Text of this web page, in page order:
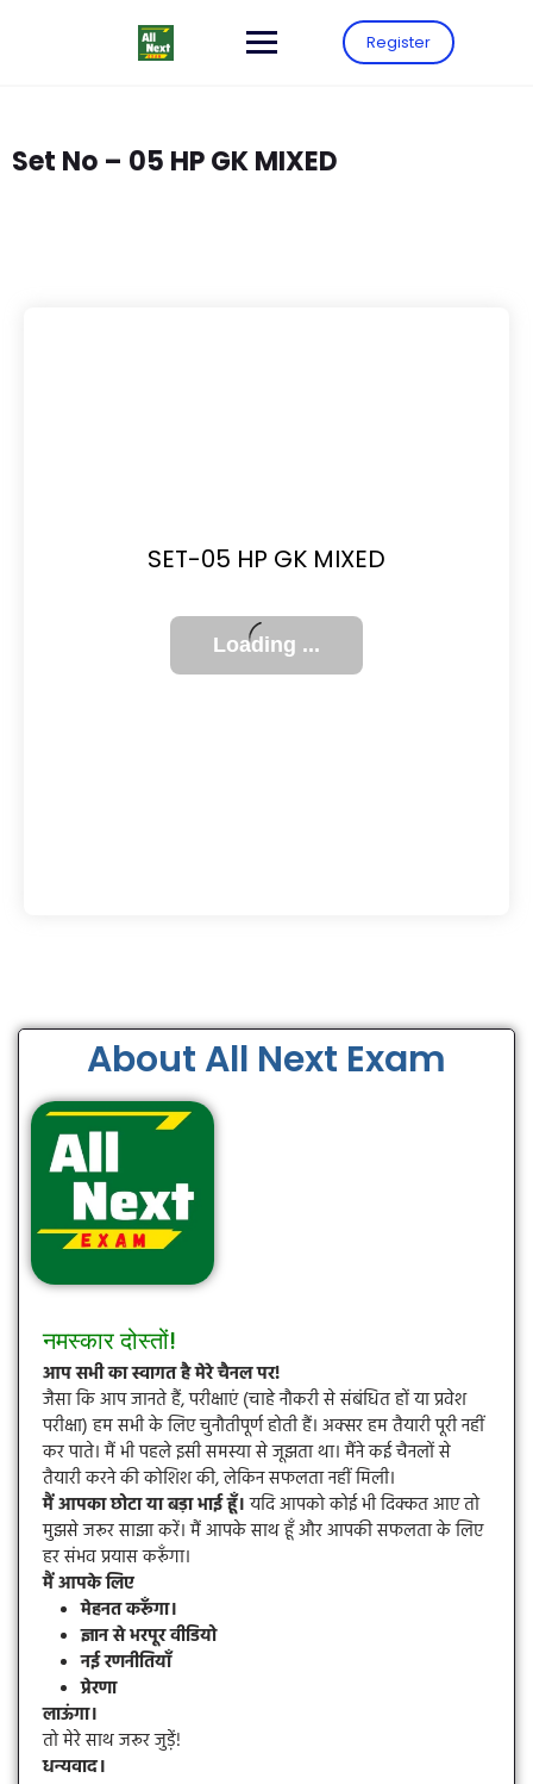
Register
Set No – 05 HP GK MIXED
SET-05 HP GK MIXED
About All Next Exam
नमस्कार दोस्तों!
आप सभी का स्वागत है मेरे चैनल पर!
जैसा कि आप जानते हैं, परीक्षाएं (चाहे नौकरी से संबंधित हों या प्रवेश
परीक्षा) हम सभी के लिए चुनौतीपूर्ण होती हैं। अक्सर हम तैयारी पूरी नहीं
कर पाते। मैं भी पहले इसी समस्या से जूझता था। मैंने कई चैनलों से
तैयारी करने की कोशिश की, लेकिन सफलता नहीं मिली।
मैं आपका छोटा या बड़ा भाई हूँ।यदि आपको कोई भी दिक्कत आए तो
मुझसे जरूर साझा करें। मैं आपके साथ हूँ और आपकी सफलता के लिए
हर संभव प्रयास करूँगा।
मैं आपके लिए
मेहनत करूँगा।
ज्ञान से भरपूर वीडियो
नई रणनीतियाँ
प्रेरणा
लाऊंगा।
तो मेरे साथ जरूर जुड़ें!
धन्यवाद।